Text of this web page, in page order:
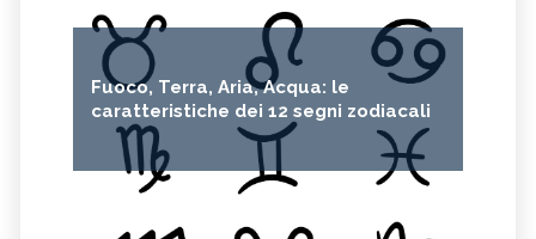
Fuoco, Terra, Aria, Acqua: le
caratteristiche dei 12 segni zodiacali